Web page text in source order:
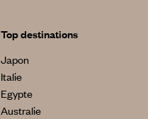
Top destinations
Japon
Italie
Egypte
Australie